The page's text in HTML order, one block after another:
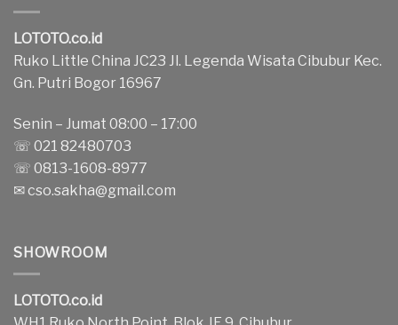
LOTOTO.co.id
Ruko Little China JC23 Jl. Legenda Wisata Cibubur Kec.
Gn. Putri Bogor 16967
Senin – Jumat 08:00 – 17:00
☏ 021 82480703
☏ 0813-1608-8977
✉cso.sakha@gmail.com
SHOWROOM
LOTOTO.co.id